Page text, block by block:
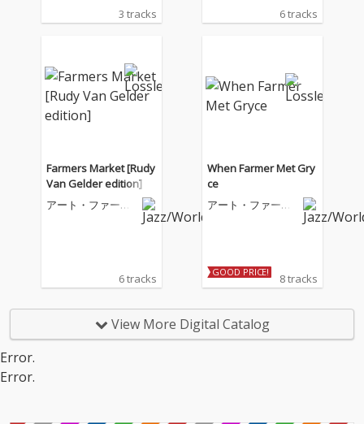
3 tracks 6 tracks
Farmers Market [Rudy
Van Gelder edition]
アート・ファーマ
6 tracks
When Farmer Met Gry
ce
アート・ファーマ
GOOD PRICE! 8 tracks
View More Digital Catalog
Error.
Error.